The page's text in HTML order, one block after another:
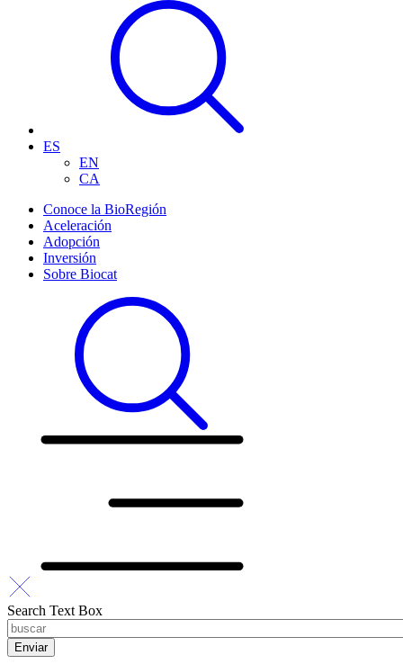
ES
EN
CA
Conoce la BioRegión
Aceleración
Adopción
Inversión
Sobre Biocat
Search Text Box